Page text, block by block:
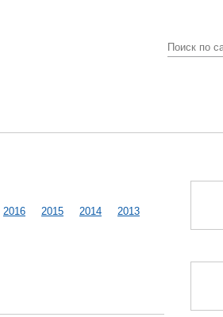
2016 2015 2014 2013